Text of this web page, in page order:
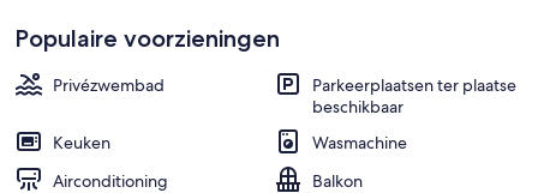
Populaire voorzieningen
Privézwembad
Parkeerplaatsen ter plaatse
beschikbaar
Keuken
Wasmachine
Airconditioning
Balkon